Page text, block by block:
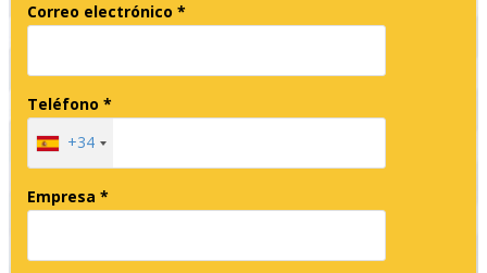
Correo electrónico *
Teléfono *
+34
Empresa *